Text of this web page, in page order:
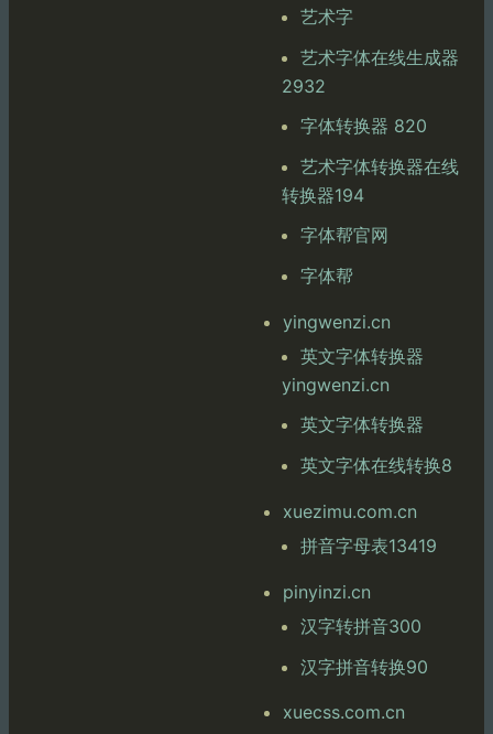
艺术字
艺术字体在线生成器
2932
字体转换器 820
艺术字体转换器在线
转换器194
字体帮官网
字体帮
yingwenzi.cn
英文字体转换器
yingwenzi.cn
英文字体转换器
英文字体在线转换8
xuezimu.com.cn
拼音字母表13419
pinyinzi.cn
汉字转拼音300
汉字拼音转换90
xuecss.com.cn